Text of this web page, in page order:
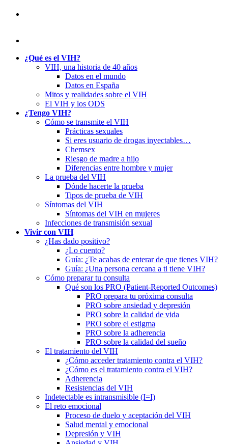
¿Qué es el VIH?
VIH, una historia de 40 años
Datos en el mundo
Datos en España
Mitos y realidades sobre el VIH
El VIH y los ODS
¿Tengo VIH?
Cómo se transmite el VIH
Prácticas sexuales
Si eres usuario de drogas inyectables…
Chemsex
Riesgo de madre a hijo
Diferencias entre hombre y mujer
La prueba del VIH
Dónde hacerte la prueba
Tipos de prueba de VIH
Síntomas del VIH
Síntomas del VIH en mujeres
Infecciones de transmisión sexual
Vivir con VIH
¿Has dado positivo?
¿Lo cuento?
Guía: ¿Te acabas de enterar de que tienes VIH?
Guía: ¿Una persona cercana a ti tiene VIH?
Cómo preparar tu consulta
Qué son los PRO (Patient-Reported Outcomes)
PRO prepara tu próxima consulta
PRO sobre ansiedad y depresión
PRO sobre la calidad de vida
PRO sobre el estigma
PRO sobre la adherencia
PRO sobre la calidad del sueño
El tratamiento del VIH
¿Cómo acceder tratamiento contra el VIH?
¿Cómo es el tratamiento contra el VIH?
Adherencia
Resistencias del VIH
Indetectable es intransmisible (I=I)
El reto emocional
Proceso de duelo y aceptación del VIH
Salud mental y emocional
Depresión y VIH